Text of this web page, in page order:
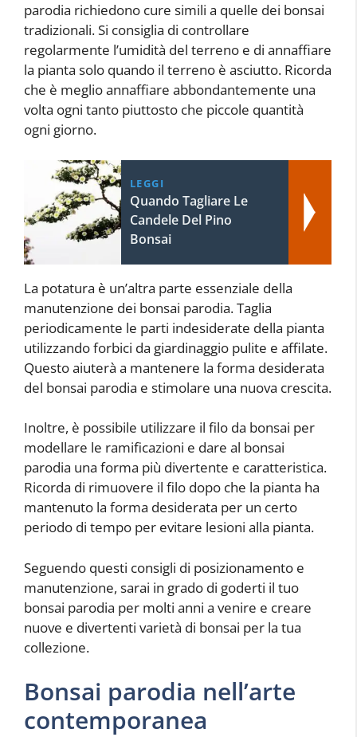
parodia richiedono cure simili a quelle dei bonsai
tradizionali. Si consiglia di controllare
regolarmente l’umidità del terreno e di annaffiare
la pianta solo quando il terreno è asciutto. Ricorda
che è meglio annaffiare abbondantemente una
volta ogni tanto piuttosto che piccole quantità
ogni giorno.
LEGGI
Quando Tagliare Le
Candele Del Pino
Bonsai
La potatura è un’altra parte essenziale della
manutenzione dei bonsai parodia. Taglia
periodicamente le parti indesiderate della pianta
utilizzando forbici da giardinaggio pulite e affilate.
Questo aiuterà a mantenere la forma desiderata
del bonsai parodia e stimolare una nuova crescita.
Inoltre, è possibile utilizzare il filo da bonsai per
modellare le ramificazioni e dare al bonsai
parodia una forma più divertente e caratteristica.
Ricorda di rimuovere il filo dopo che la pianta ha
mantenuto la forma desiderata per un certo
periodo di tempo per evitare lesioni alla pianta.
Seguendo questi consigli di posizionamento e
manutenzione, sarai in grado di goderti il tuo
bonsai parodia per molti anni a venire e creare
nuove e divertenti varietà di bonsai per la tua
collezione.
Bonsai parodia nell’arte
contemporanea